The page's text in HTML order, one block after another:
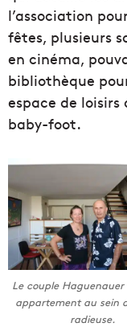
l’association
fêtes, plusieurs
en cinéma,
bibliothèque
espace de
baby-foot.
Le couple
appartement au sein
radieuse.